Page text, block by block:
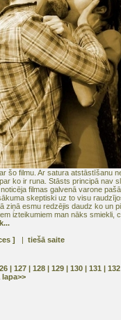
šo filmu. Ar satura atstāstīšanu
ko ir runa. Stāsts principā nav
filmas galvenā varone
skeptiski uz to visu
ziņā esmu redzējis daudz ko un
izteikumiem man nāks smiekli,
] | tiešā saite
| 127 | 128 | 129 | 130 | 131 | 132
lapa>>